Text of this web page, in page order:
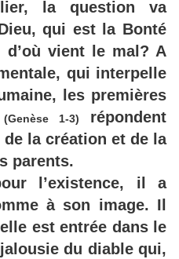
la question va
qui est la Bonté
vient le mal? A
qui interpelle
les premières
(Genèse 1-3) répondent
la création et de la
parents.
l’existence, il a
à son image. Il
est entrée dans le
du diable qui,